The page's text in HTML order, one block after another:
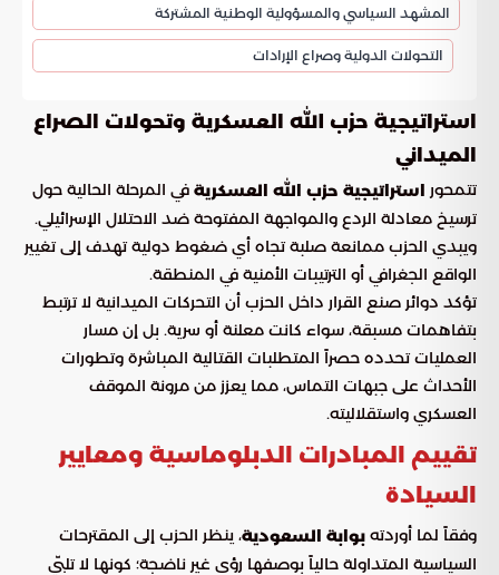
المشهد السياسي والمسؤولية الوطنية المشتركة
التحولات الدولية وصراع الإرادات
استراتيجية حزب الله العسكرية وتحولات الصراع
الميداني
تتمحور استراتيجية حزب الله العسكرية في المرحلة الحالية حول
ترسيخ معادلة الردع والمواجهة المفتوحة ضد الاحتلال الإسرائيلي.
ويبدي الحزب ممانعة صلبة تجاه أي ضغوط دولية تهدف إلى تغيير
الواقع الجغرافي أو الترتيبات الأمنية في المنطقة.
تؤكد دوائر صنع القرار داخل الحزب أن التحركات الميدانية لا ترتبط
بتفاهمات مسبقة، سواء كانت معلنة أو سرية. بل إن مسار
العمليات تحدده حصراً المتطلبات القتالية المباشرة وتطورات
الأحداث على جبهات التماس، مما يعزز من مرونة الموقف
العسكري واستقلاليته.
تقييم المبادرات الدبلوماسية ومعايير
السيادة
وفقاً لما أوردته بوابة السعودية، ينظر الحزب إلى المقترحات
السياسية المتداولة حالياً بوصفها رؤى غير ناضجة؛ كونها لا تلبّي